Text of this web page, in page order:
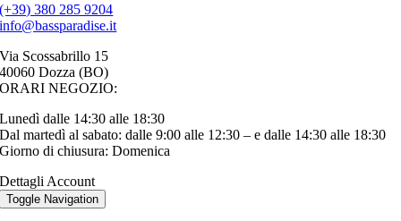
(+39) 380 285 9204
info@bassparadise.it
Via Scossabrillo 15
40060 Dozza (BO)
ORARI NEGOZIO:
Lunedì dalle 14:30 alle 18:30
Dal martedì al sabato: dalle 9:00 alle 12:30 – e dalle 14:30 alle 18:30
Giorno di chiusura: Domenica
Dettagli Account
Toggle Navigation